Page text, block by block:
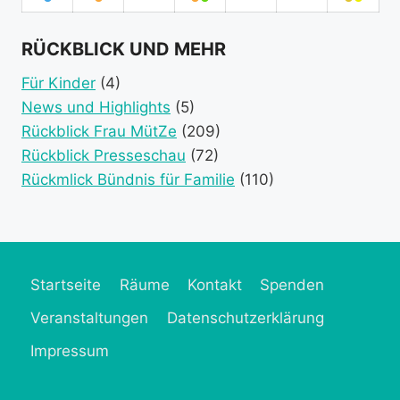
event
event
event
RÜCKBLICK UND MEHR
Für Kinder (4)
News und Highlights (5)
Rückblick Frau MütZe (209)
Rückblick Presseschau (72)
Rückmlick Bündnis für Familie (110)
Startseite Räume Kontakt
Spenden
Veranstaltungen
Datenschutzerklärung
Impressum